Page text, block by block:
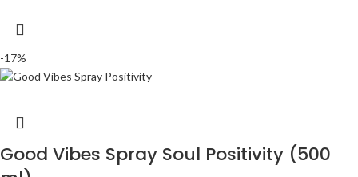
-17%
Good Vibes Spray Soul Positivity (500